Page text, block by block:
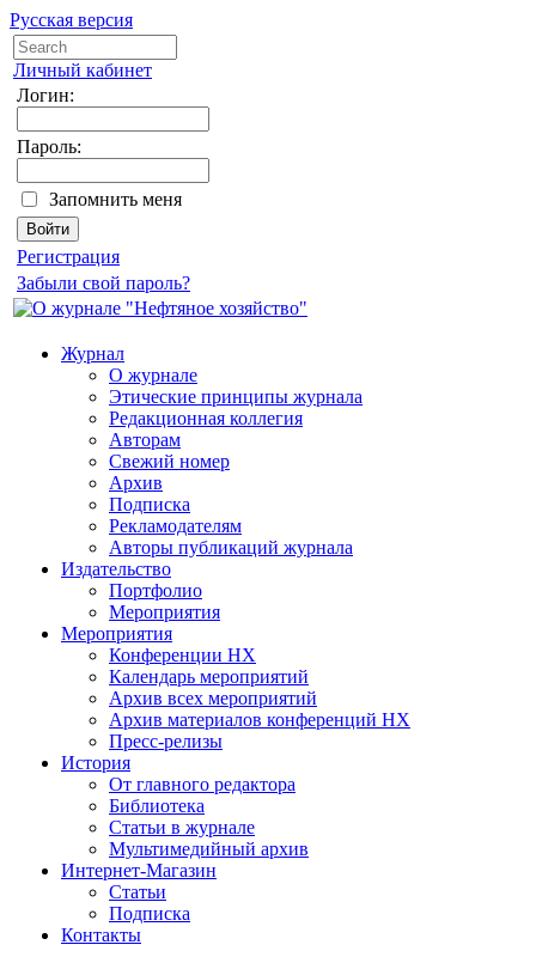
Русская версия
Личный кабинет
Логин:
Пароль:
Запомнить меня
Регистрация
Забыли свой пароль?
Журнал
О журнале
Этические принципы журнала
Редакционная коллегия
Авторам
Свежий номер
Архив
Подписка
Рекламодателям
Авторы публикаций журнала
Издательство
Портфолио
Мероприятия
Мероприятия
Конференции НХ
Календарь мероприятий
Архив всех мероприятий
Архив материалов конференций НХ
Пресс-релизы
История
От главного редактора
Библиотека
Статьи в журнале
Мультимедийный архив
Интернет-Магазин
Статьи
Подписка
Контакты